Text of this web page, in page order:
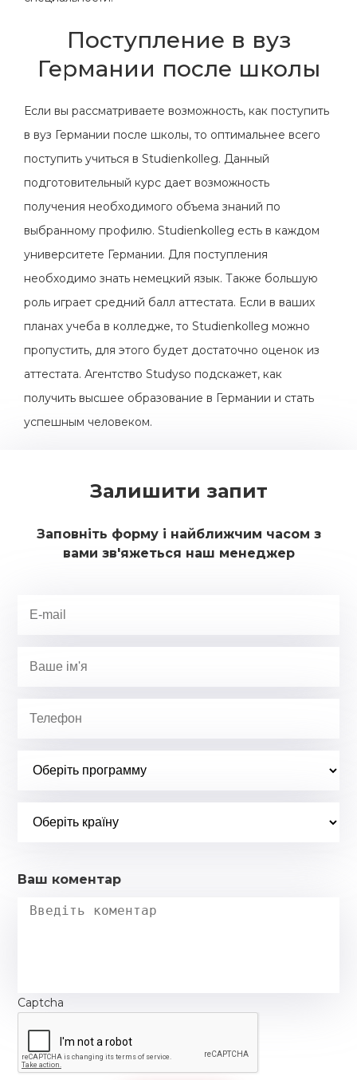
Поступление в вуз
Германии после школы
Если вы рассматриваете возможность, как поступить
в вуз Германии после школы, то оптимальнее всего
поступить учиться в Studienkolleg. Данный
подготовительный курс дает возможность
получения необходимого объема знаний по
выбранному профилю. Studienkolleg есть в каждом
университете Германии. Для поступления
необходимо знать немецкий язык. Также большую
роль играет средний балл аттестата. Если в ваших
планах учеба в колледже, то Studienkolleg можно
пропустить, для этого будет достаточно оценок из
аттестата. Агентство Studyso подскажет, как
получить высшее образование в Германии и стать
успешным человеком.
Залишити запит
Заповніть форму і найближчим часом з
вами зв'яжеться наш менеджер
Ваш коментар
Captcha